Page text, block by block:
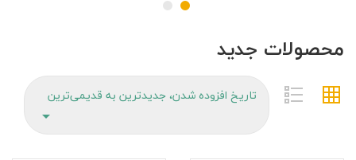
محصولات جدید
تاریخ افزوده شدن، جدیدترین به قدیمی‌ترین
